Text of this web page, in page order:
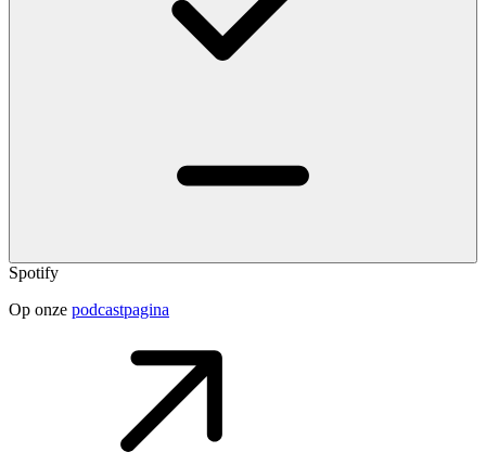
Spotify
Op onze podcastpagina